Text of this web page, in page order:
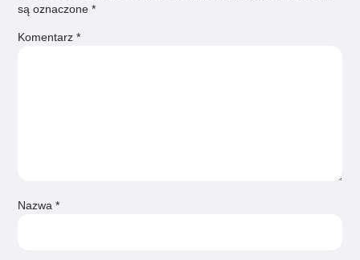
są oznaczone*
Komentarz*
Nazwa*